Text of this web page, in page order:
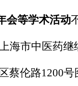
会等学术活动
海市中医药继
蔡伦路1200号